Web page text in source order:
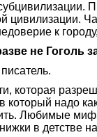
цивилизации.
к
не Гоголь
которая
надо
Любимые
в детстве